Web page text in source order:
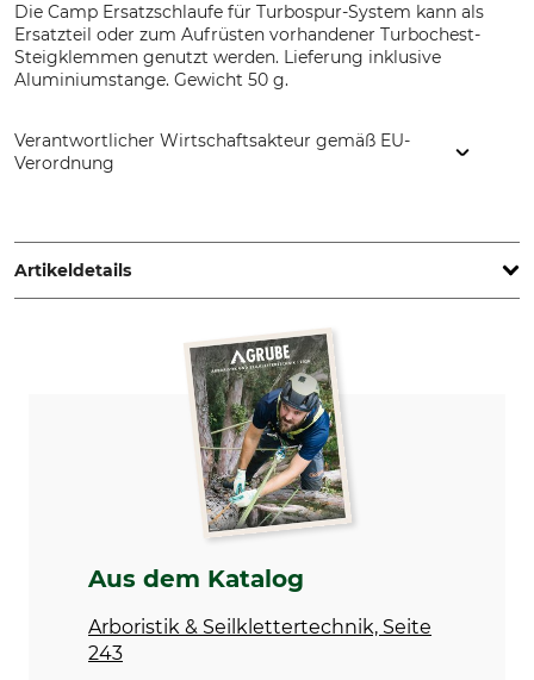
Die Camp Ersatzschlaufe für Turbospur-System kann als
Ersatzteil oder zum Aufrüsten vorhandener Turbochest-
Steigklemmen genutzt werden. Lieferung inklusive
Aluminiumstange. Gewicht 50 g.
Verantwortlicher Wirtschaftsakteur gemäß EU-
Verordnung
www.camp.it
Artikeldetails
Produkttyp
Ersatzschlaufe
für Turbospur-System
Herstellung
Made in Italy
Aus dem Katalog
Arboristik & Seilklettertechnik, Seite
243